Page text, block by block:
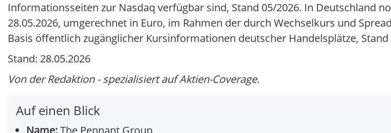
Informationsseiten zur Nasdaq verfügbar sind, Stand 05/2026. In Deutschland
28.05.2026, umgerechnet in Euro, im Rahmen der durch Wechselkurs und
Basis öffentlich zugänglicher Kursinformationen deutscher Handelsplätze, Stand
Stand: 28.05.2026
Von der Redaktion - spezialisiert auf Aktien-Coverage.
Auf einen Blick